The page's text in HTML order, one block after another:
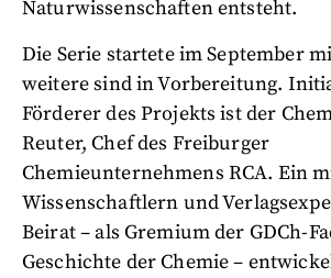
Naturwissenschaften entsteht.
Die Serie startete im September
weitere sind in Vorbereitung.
Förderer des Projekts ist der
Reuter, Chef des Freiburger
Chemieunternehmens RCA. Ein
Wissenschaftlern und
Beirat – als Gremium der GDCh-
Geschichte der Chemie –